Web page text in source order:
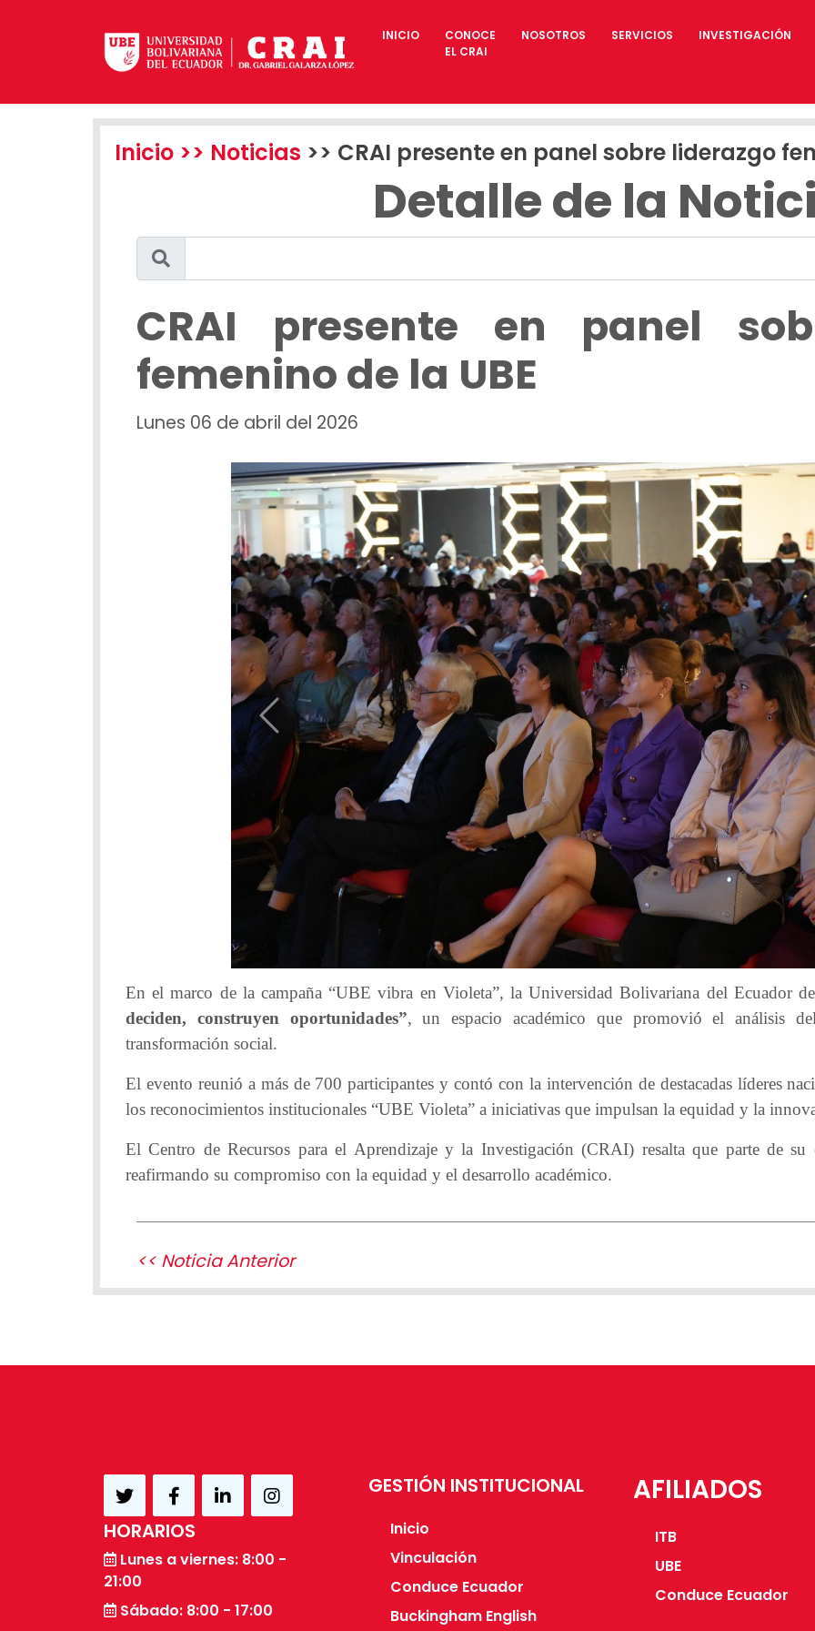
INICIO
CONOCE
EL CRAI
NOSOTROS SERVICIOS INVESTIGACIÓN
Inicio >> Noticias >> CRAI presente en panel sobre liderazgo
Detalle de la
CRAI presente en panel
femenino de la UBE
Lunes 06 de abril del 2026
Previous
En el marco de la campaña “UBE vibra en Violeta”, la Universidad Bolivariana del Ecuador
deciden, construyen oportunidades”, un espacio académico que promovió el análisis
transformación social.
El evento reunió a más de 700 participantes y contó con la intervención de destacadas líderes
los reconocimientos institucionales “UBE Violeta” a iniciativas que impulsan la equidad y la
El Centro de Recursos para el Aprendizaje y la Investigación (CRAI) resalta que parte de su
reafirmando su compromiso con la equidad y el desarrollo académico.
<< Noticia Anterior
HORARIOS
Lunes a viernes: 8:00 -
21:00
Sábado: 8:00 - 17:00
GESTIÓN INSTITUCIONAL
Inicio
Vinculación
Conduce Ecuador
Buckingham English
AFILIADOS
ITB
UBE
Conduce Ecuador